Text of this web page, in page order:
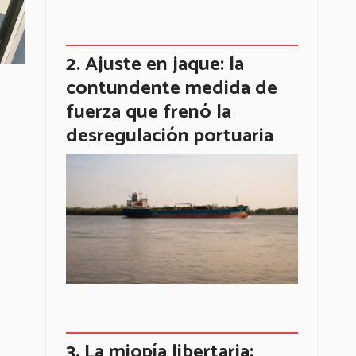
Ajuste en jaque: la
contundente medida de
fuerza que frenó la
desregulación portuaria